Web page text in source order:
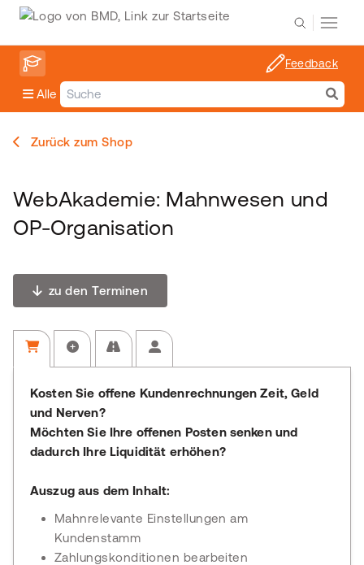
Alle
Feedback
Zurück zum Shop
WebAkademie: Mahnwesen und
OP-Organisation
zu den Terminen
Kosten Sie offene Kundenrechnungen Zeit, Geld
und Nerven?
Möchten Sie Ihre offenen Posten senken und
dadurch Ihre Liquidität erhöhen?
Auszug aus dem Inhalt:
Mahnrelevante Einstellungen am
Kundenstamm
Zahlungskonditionen bearbeiten